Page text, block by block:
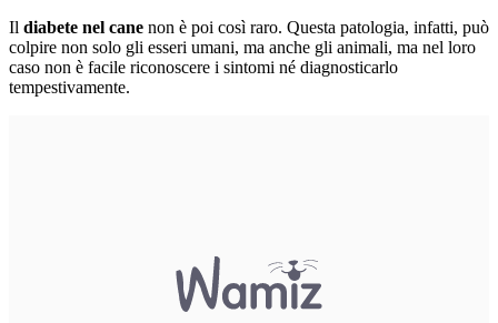
Il diabete nel cane non è poi così raro. Questa patologia, infatti, può
colpire non solo gli esseri umani, ma anche gli animali, ma nel loro
caso non è facile riconoscere i sintomi né diagnosticarlo
tempestivamente.